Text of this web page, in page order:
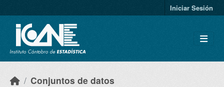
Iniciar Sesión
Conjuntos de datos